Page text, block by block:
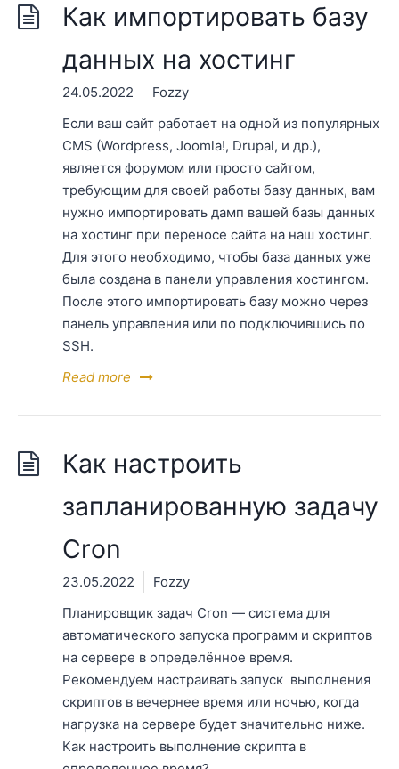
Как импортировать базу
данных на хостинг
24.05.2022
Fozzy
Если ваш сайт работает на одной из популярных
CMS (Wordpress, Joomla!, Drupal, и др.),
является форумом или просто сайтом,
требующим для своей работы базу данных, вам
нужно импортировать дамп вашей базы данных
на хостинг при переносе сайта на наш хостинг.
Для этого необходимо, чтобы база данных уже
была создана в панели управления хостингом.
После этого импортировать базу можно через
панель управления или по подключившись по
SSH.
Read more
Как настроить
запланированную задачу
Cron
23.05.2022
Fozzy
Планировщик задач Cron — система для
автоматического запуска программ и скриптов
на сервере в определённое время.
Рекомендуем настраивать запуск выполнения
скриптов в вечернее время или ночью, когда
нагрузка на сервере будет значительно ниже.
Как настроить выполнение скрипта в